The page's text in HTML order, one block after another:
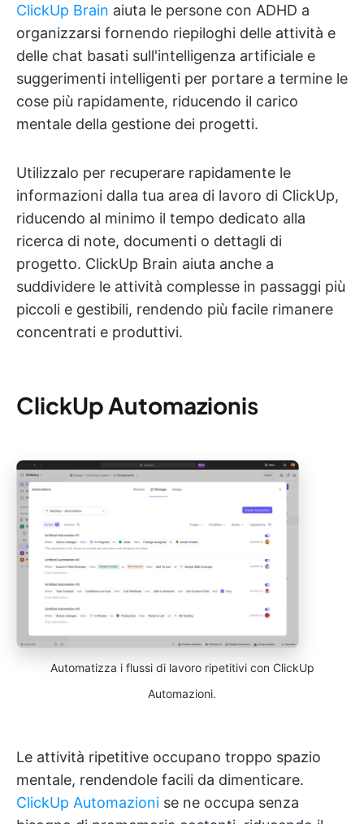
ClickUp Brain aiuta le persone con ADHD a
organizzarsi fornendo riepiloghi delle attività e
delle chat basati sull'intelligenza artificiale e
suggerimenti intelligenti per portare a termine le
cose più rapidamente, riducendo il carico
mentale della gestione dei progetti.
Utilizzalo per recuperare rapidamente le
informazioni dalla tua area di lavoro di ClickUp,
riducendo al minimo il tempo dedicato alla
ricerca di note, documenti o dettagli di
progetto. ClickUp Brain aiuta anche a
suddividere le attività complesse in passaggi più
piccoli e gestibili, rendendo più facile rimanere
concentrati e produttivi.
ClickUp Automazionis
Automatizza i flussi di lavoro ripetitivi con ClickUp
Automazioni.
Le attività ripetitive occupano troppo spazio
mentale, rendendole facili da dimenticare.
ClickUp Automazioni se ne occupa senza